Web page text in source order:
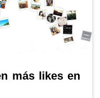
más likes en